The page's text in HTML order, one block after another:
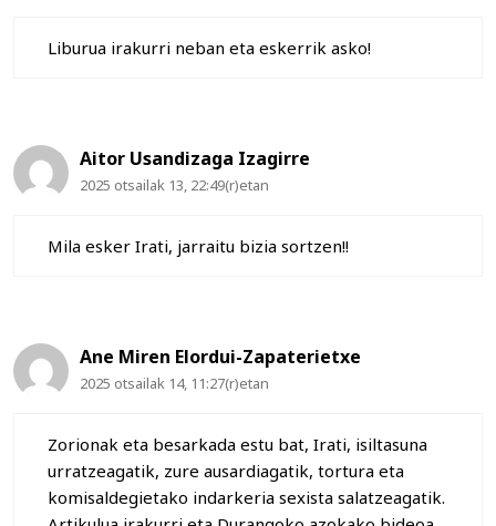
Liburua irakurri neban eta eskerrik asko!
Aitor Usandizaga Izagirre
2025 otsailak 13, 22:49(r)etan
Mila esker Irati, jarraitu bizia sortzen!!
Ane Miren Elordui-Zapaterietxe
2025 otsailak 14, 11:27(r)etan
Zorionak eta besarkada estu bat, Irati, isiltasuna
urratzeagatik, zure ausardiagatik, tortura eta
komisaldegietako indarkeria sexista salatzeagatik.